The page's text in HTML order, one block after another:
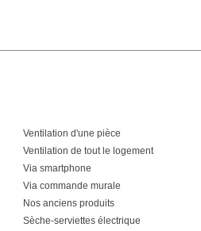
Ventilation d'une pièce
Ventilation de tout le logement
Via smartphone
Via commande murale
Nos anciens produits
Sèche-serviettes électrique